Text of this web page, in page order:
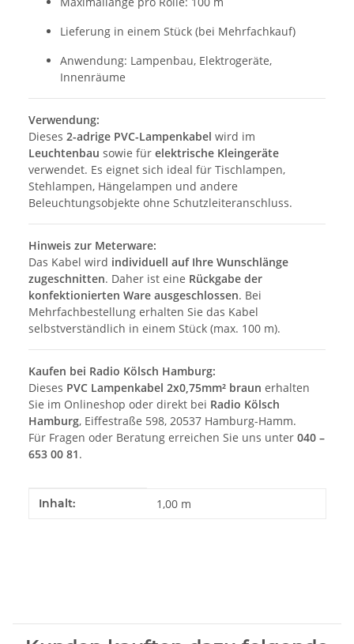
Lieferung in einem Stück (bei Mehrfachkauf)
Anwendung: Lampenbau, Elektrogeräte,
Innenräume
Verwendung:
Dieses 2-adrige PVC-Lampenkabel wird im
Leuchtenbau sowie für elektrische Kleingeräte
verwendet. Es eignet sich ideal für Tischlampen,
Stehlampen, Hängelampen und andere
Beleuchtungsobjekte ohne Schutzleiteranschluss.
Hinweis zur Meterware:
Das Kabel wird individuell auf Ihre Wunschlänge
zugeschnitten. Daher ist eine Rückgabe der
konfektionierten Ware ausgeschlossen. Bei
Mehrfachbestellung erhalten Sie das Kabel
selbstverständlich in einem Stück (max. 100 m).
Kaufen bei Radio Kölsch Hamburg:
Dieses PVC Lampenkabel 2x0,75mm² braun erhalten
Sie im Onlineshop oder direkt bei Radio Kölsch
Hamburg, Eiffestraße 598, 20537 Hamburg-Hamm.
Für Fragen oder Beratung erreichen Sie uns unter 040 –
653 00 81.
Produkteigenschaft
Wert
Inhalt: 1,00 m